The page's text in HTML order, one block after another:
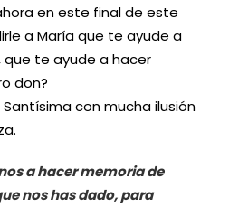
en este final de este
a María que te ayude a
que te ayude a hacer
don?
con mucha ilusión
a hacer memoria de
nos has dado, para